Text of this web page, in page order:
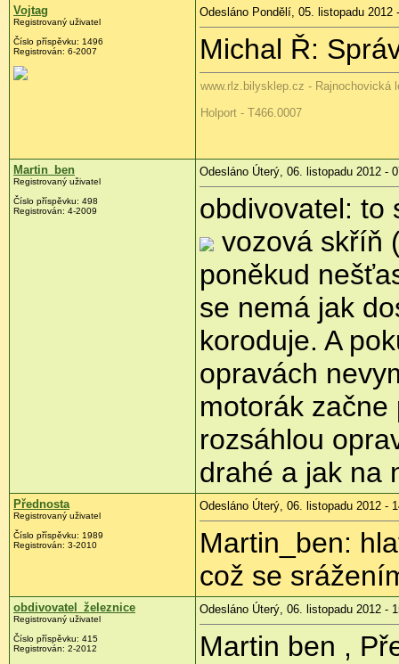
Vojtag
Registrovaný uživatel
Číslo příspěvku: 1496
Registrován: 6-2007
Odesláno Pondělí, 05. listopadu 2012
Michal Ř:
www.rlz.bilysklep.cz - Rajnochovická
Holport - T466.0007
Martin_ben
Registrovaný uživatel
Číslo příspěvku: 498
Registrován: 4-2009
Odesláno Úterý, 06. listopadu 2012 -
obdivovatel: to
vozová skříň
poněkud
se nemá jak
koroduje. A
opravách
motorák
rozsáhlou
drahé a jak na
Přednosta
Registrovaný uživatel
Číslo příspěvku: 1989
Registrován: 3-2010
Odesláno Úterý, 06. listopadu 2012 -
Martin_ben:
což se
obdivovatel_železnice
Registrovaný uživatel
Číslo příspěvku: 415
Registrován: 2-2012
Odesláno Úterý, 06. listopadu 2012 -
Martin ben ,